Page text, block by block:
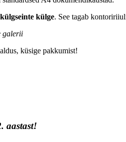
külge. See tagab
galerii
küsige pakkumist!
aastast!